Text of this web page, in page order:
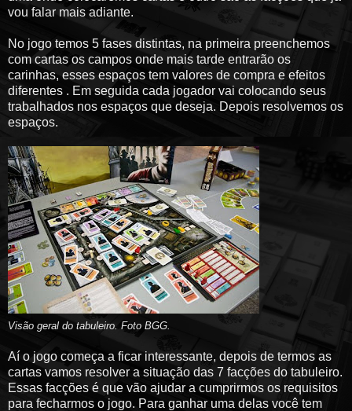
vou falar mais adiante.
No jogo temos 5 fases distintas, na primeira preenchemos
com cartas os campos onde mais tarde entrarão os
carinhas, esses espaços tem valores de compra e efeitos
diferentes . Em seguida cada jogador vai colocando seus
trabalhados nos espaços que deseja. Depois resolvemos os
espaços.
Visão geral do tabuleiro . Foto BGG.
Aí o jogo começa a ficar interessante, depois de termos as
cartas vamos resolver a situação das 7 facções do tabuleiro.
Essas facções é que vão ajudar a cumprirmos os requisitos
para fecharmos o jogo. Para ganhar uma delas você tem